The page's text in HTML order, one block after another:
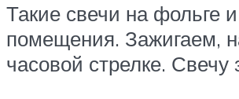
Такие свечи на фольге
помещения. Зажигаем,
часовой стрелке. Свечу